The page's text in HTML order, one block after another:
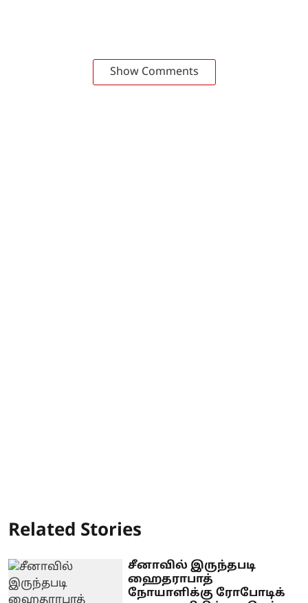
Show Comments
Related Stories
சீனாவில் இருந்தபடி
ஹைதராபாத்
நோயாளிக்கு ரோபோடிக்